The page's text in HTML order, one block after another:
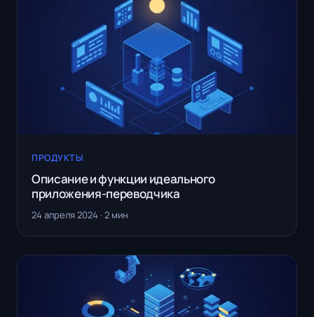
ПРОДУКТЫ
Описание и функции идеального
приложения-переводчика
24 апреля 2024 · 2 мин